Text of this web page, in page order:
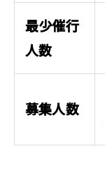
最少催行
人数
募集人数